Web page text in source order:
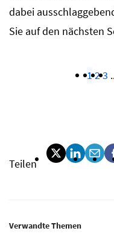
dabei
Sie auf den nächsten
123
Teilen
Verwandte Themen